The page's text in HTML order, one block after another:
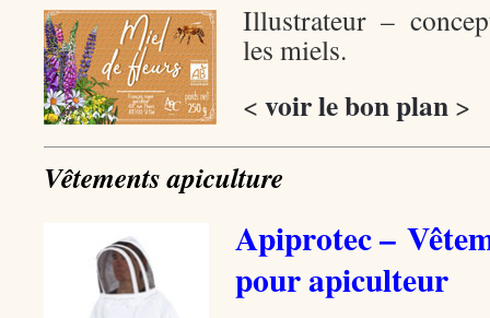
Illustrateur –
les miels.
< voir le bon plan >
Vêtements apiculture
Apiprotec –
pour apiculteur